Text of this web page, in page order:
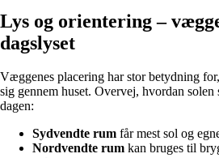
Lys og orientering –
dagslyset
Væggenes placering har stor betydning
sig gennem huset. Overvej, hvordan
dagen:
Sydvendte rum får mest sol og
Nordvendte rum kan bruges til